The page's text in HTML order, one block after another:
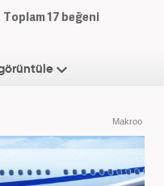
Toplam17 beğeni
Makroo